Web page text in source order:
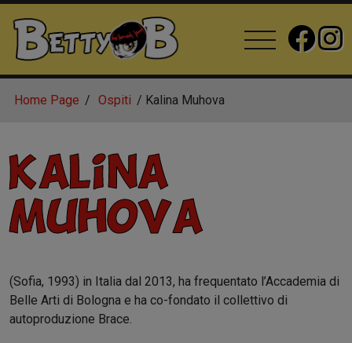
Home Page Ospiti Kalina Muhova
Kalina
Muhova
(Sofia, 1993) in Italia dal 2013, ha frequentato l’Accademia di
Belle Arti di Bologna e ha co-fondato il collettivo di
autoproduzione Brace.